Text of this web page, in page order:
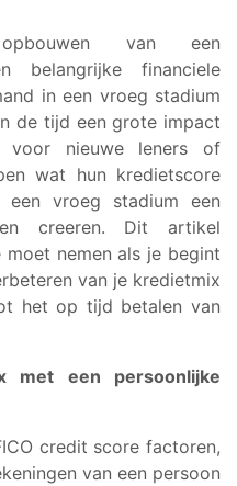
van een
belangrijke financiele
in een vroeg stadium
de tijd een grote impact
voor nieuwe leners of
wat hun kredietscore
vroeg stadium een
creeren. Dit artikel
nemen als je begint
van je kredietmix
het op tijd betalen van
met een persoonlijke
credit score factoren,
van een persoon